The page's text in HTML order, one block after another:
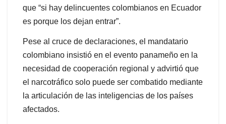
que “si hay delincuentes colombianos en Ecuador
es porque los dejan entrar”.
Pese al cruce de declaraciones, el mandatario
colombiano insistió en el evento panameño en la
necesidad de cooperación regional y advirtió que
el narcotráfico solo puede ser combatido mediante
la articulación de las inteligencias de los países
afectados.